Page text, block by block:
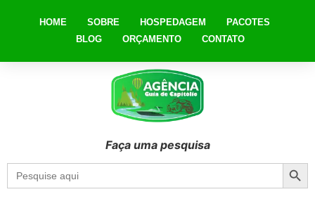
HOME SOBRE HOSPEDAGEM
PACOTES
BLOG
ORÇAMENTO CONTATO
Faça uma pesquisa
Search
for: